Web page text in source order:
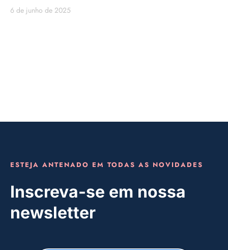
6 de junho de 2025
ESTEJA ANTENADO EM TODAS AS NOVIDADES
Inscreva-se em nossa
newsletter